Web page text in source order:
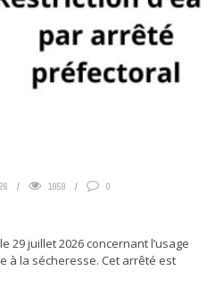
1059 0
29 juillet 2026 concernant l’usage
à la sécheresse. Cet arrêté est